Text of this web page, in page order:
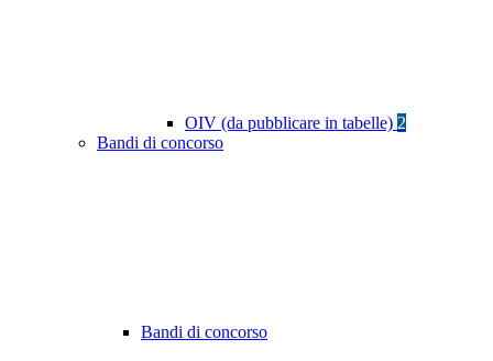
OIV (da pubblicare in tabelle) 2
Bandi di concorso
Bandi di concorso